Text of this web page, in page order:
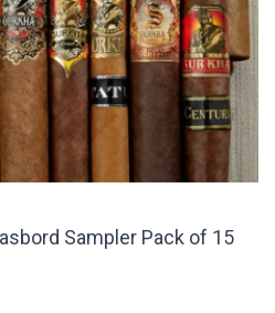
Sampler Pack of 15